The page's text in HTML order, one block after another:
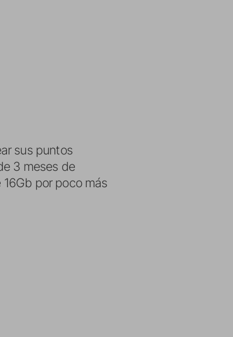
sus puntos
3 meses de
por poco más